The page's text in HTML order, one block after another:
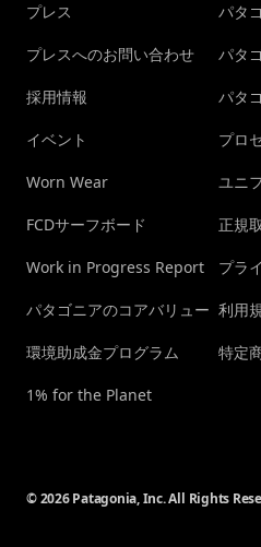
プレス
プレスへのお問い合わせ
採用情報
イベント
Worn Wear
FCDサーフボード
Work in Progress Report
パタゴニアのコアバリュー
環境助成金プログラム
1% for the Planet
パタ
パタ
パタ
プロ
ユニ
正規
プラ
利用
特定
© 2026 Patagonia, Inc. All Rights